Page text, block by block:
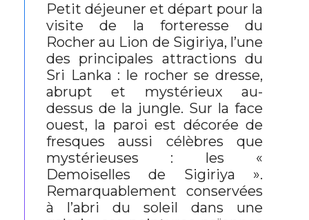
Petit déjeuner et départ pour la
visite de la forteresse du
Rocher au Lion de Sigiriya, l’une
des principales attractions du
Sri Lanka : le rocher se dresse,
abrupt et mystérieux au-
dessus de la jungle. Sur la face
ouest, la paroi est décorée de
fresques aussi célèbres que
mystérieuses : les «
Demoiselles de Sigiriya ».
Remarquablement conservées
à l’abri du soleil dans une